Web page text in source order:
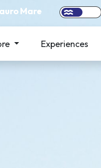
Mare
Experiences